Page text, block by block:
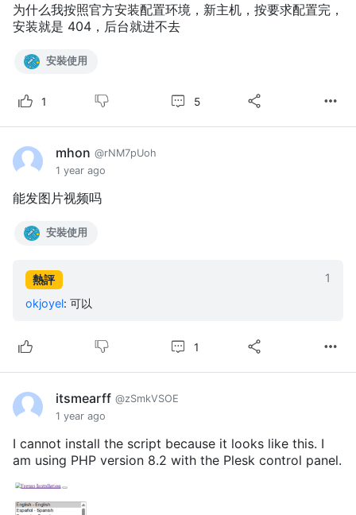
为什么我按照官方安装配置环境，新主机，按要求配置完，
安装就是 404，后台就进不去
安裝使用
1 5
mhon @rNM7pUoh
1 year ago
能发图片视频吗
安裝使用
熱評
1
okjoyel: 可以
1
itsmearff @zSmkVSOE
1 year ago
I cannot install the script because it looks like this. I
am using PHP version 8.2 with the Plesk control panel.